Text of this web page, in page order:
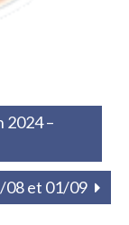
2024 –
08 et 01/09